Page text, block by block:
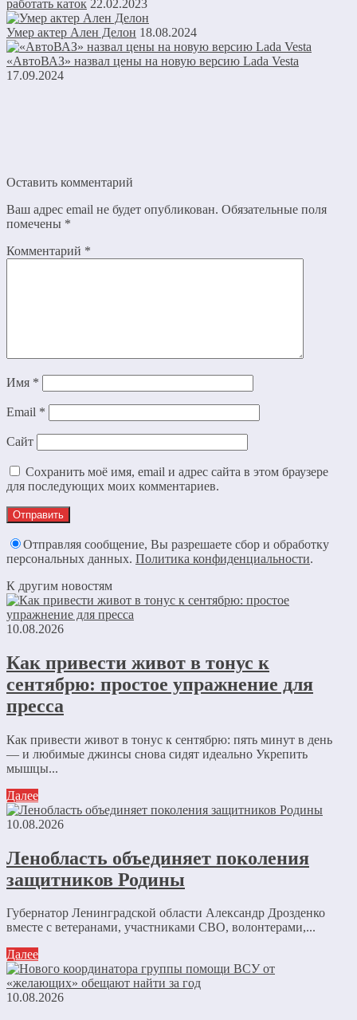
работать каток 22.02.2023
Умер актер Ален Делон 18.08.2024
«АвтоВАЗ» назвал цены на новую версию Lada Vesta
17.09.2024
Оставить комментарий
Ваш адрес email не будет опубликован. Обязательные поля
помечены *
Комментарий *
Имя *
Email *
Сайт
Сохранить моё имя, email и адрес сайта в этом браузере
для последующих моих комментариев.
Отправляя сообщение, Вы разрешаете сбор и обработку
персональных данных. Политика конфиденциальности.
К другим новостям
10.08.2026
Как привести живот в тонус к
сентябрю: простое упражнение для
пресса
Как привести живот в тонус к сентябрю: пять минут в день
— и любимые джинсы снова сидят идеально Укрепить
мышцы...
Далее
10.08.2026
Ленобласть объединяет поколения
защитников Родины
Губернатор Ленинградской области Александр Дрозденко
вместе с ветеранами, участниками СВО, волонтерами,...
Далее
10.08.2026